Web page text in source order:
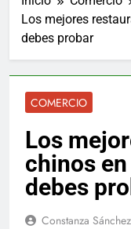
Los mejores
debes probar
COMERCIO
Los
chinos
debes
Constanza Sánchez